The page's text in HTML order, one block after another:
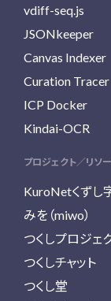
vdiff-seq.js
JSONkeeper
Canvas Indexer
Curation Tracer
ICP Docker
Kindai-OCR
プロジェクト／リソ
KuroNetくずし
みを（miwo）
つくしプロジェ
つくしチャット
つくし堂